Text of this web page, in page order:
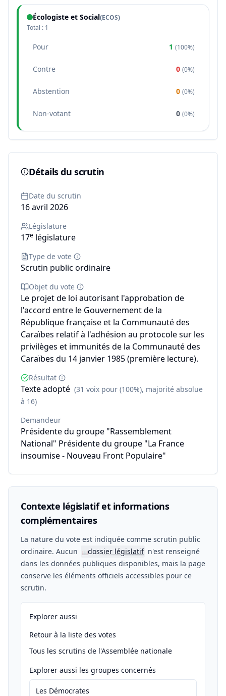
Écologiste et Social(ECOS)
Total : 1
Pour 1 (100%)
Contre 0 (0%)
Abstention 0 (0%)
Non-votant 0 (0%)
Détails du scrutin
Date du scrutin
16 avril 2026
Législature
17e législature
Type de vote
Scrutin public ordinaire
Objet du vote
Le projet de loi autorisant l'approbation de
l'accord entre le Gouvernement de la
République française et la Communauté des
Caraïbes relatif à l'adhésion au protocole sur les
privilèges et immunités de la Communauté des
Caraïbes du 14 janvier 1985 (première lecture).
Résultat
Texte adopté (31 voix pour (100%), majorité absolue
à 16)
Demandeur
Présidente du groupe "Rassemblement
National" Présidente du groupe "La France
insoumise - Nouveau Front Populaire"
Contexte législatif et informations
complémentaires
La nature du vote est indiquée comme scrutin public
ordinaire. Aucun
📖dossier législatif n'est renseigné
dans les données publiques disponibles, mais la page
conserve les éléments officiels accessibles pour ce
scrutin.
Explorer aussi
Retour à la liste des votes
Tous les scrutins de l'Assemblée nationale
Explorer aussi les groupes concernés
Les Démocrates